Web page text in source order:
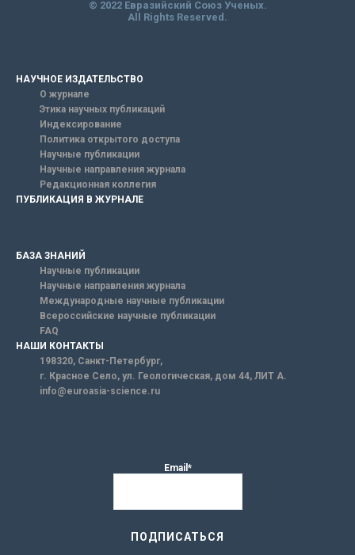
© 2022 Евразийский Союз Ученых.
All Rights Reserved.
НАУЧНОЕ ИЗДАТЕЛЬСТВО
О журнале
Этика научных публикаций
Индексирование
Политика открытого доступа
Научные публикации
Научные направления журнала
Редакционная коллегия
ПУБЛИКАЦИЯ В ЖУРНАЛЕ
БАЗА ЗНАНИЙ
Научные публикации
Научные направления журнала
Международные научные публикации
Всероссийские научные публикации
FAQ
НАШИ КОНТАКТЫ
198320, Санкт-Петербург,
г. Красное Село, ул. Геологическая, дом 44, ЛИТ А.
info@euroasia-science.ru
Email*